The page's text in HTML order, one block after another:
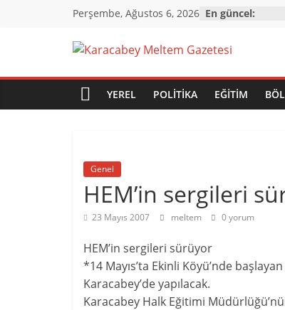
Perşembe, Ağustos 6, 2026 En güncel:
Karacabey
Meltem
Karacabey'in
gözü,
YEREL POLITIKA EĞITIM
Genel
HEM’in sergileri
23 Mayıs 2007 meltem 0 yorum
HEM’in sergileri sürüyor
*14 Mayıs’ta Ekinli Köyü’nde
Karacabey’de yapılacak.
Karacabey Halk Eğitimi